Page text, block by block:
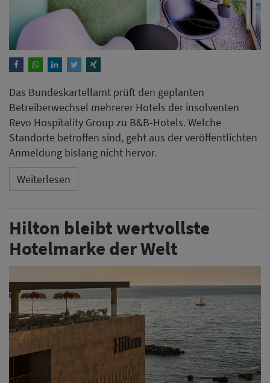
Das Bundeskartellamt prüft den geplanten
Betreiberwechsel mehrerer Hotels der insolventen
Revo Hospitality Group zu B&B-Hotels. Welche
Standorte betroffen sind, geht aus der veröffentlichten
Anmeldung bislang nicht hervor.
Weiterlesen
Hilton bleibt wertvollste
Hotelmarke der Welt